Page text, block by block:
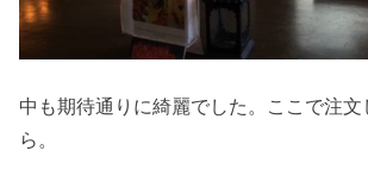
中も期待通りに綺麗でした。ここで注文
ら。